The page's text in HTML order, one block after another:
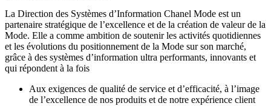
La Direction des Systèmes d’Information Chanel Mode est un
partenaire stratégique de l’excellence et de la création de valeur de la
Mode. Elle a comme ambition de soutenir les activités quotidiennes
et les évolutions du positionnement de la Mode sur son marché,
grâce à des systèmes d’information ultra performants, innovants et
qui répondent à la fois
Aux exigences de qualité de service et d’efficacité, à l’image
de l’excellence de nos produits et de notre expérience client